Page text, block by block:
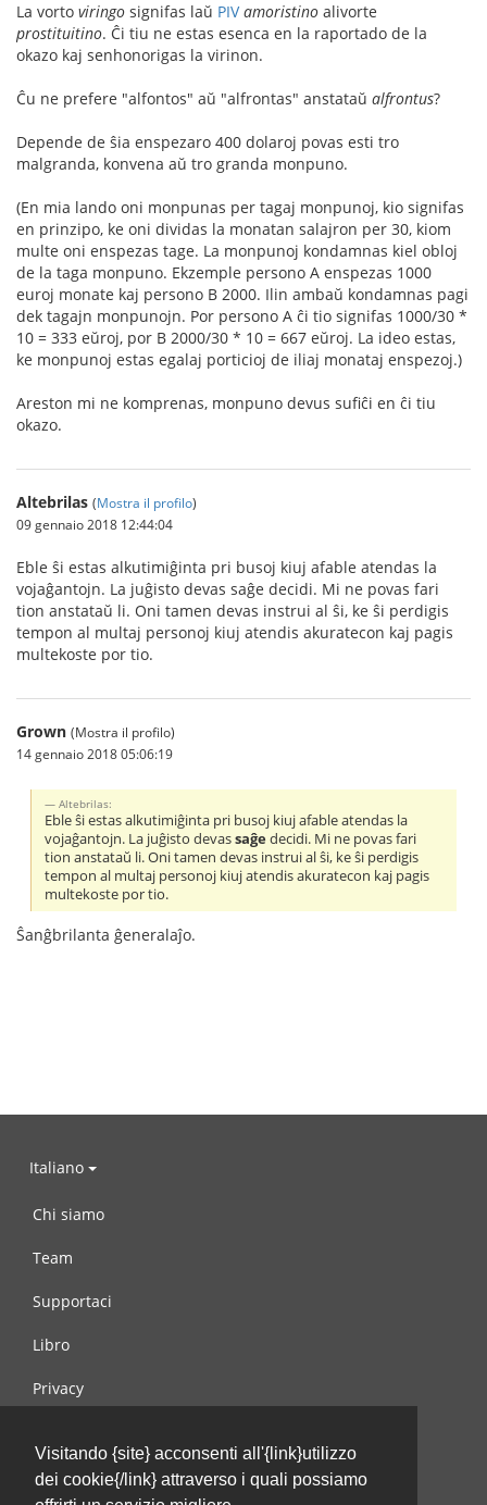
Visitando {site} acconsenti all'{link}utilizzo
dei cookie{/link} attraverso i quali possiamo
La vorto viringo signifas laŭ PIV amoristino alivorte
prostituitino. Ĉi tiu ne estas esenca en la raportado de la
okazo kaj senhonorigas la virinon.
Ĉu ne prefere "alfontos" aŭ "alfrontas" anstataŭ alfrontus?
Depende de ŝia enspezaro 400 dolaroj povas esti tro
malgranda, konvena aŭ tro granda monpuno.
(En mia lando oni monpunas per tagaj monpunoj, kio signifas
en prinzipo, ke oni dividas la monatan salajron per 30, kiom
multe oni enspezas tage. La monpunoj kondamnas kiel obloj
de la taga monpuno. Ekzemple persono A enspezas 1000
euroj monate kaj persono B 2000. Ilin ambaŭ kondamnas pagi
dek tagajn monpunojn. Por persono A ĉi tio signifas 1000/30 *
10 = 333 eŭroj, por B 2000/30 * 10 = 667 eŭroj. La ideo estas,
ke monpunoj estas egalaj porticioj de iliaj monataj enspezoj.)
Areston mi ne komprenas, monpuno devus sufiĉi en ĉi tiu
okazo.
Altebrilas (Mostra il profilo)
09 gennaio 2018 12:44:04
Eble ŝi estas alkutimiĝinta pri busoj kiuj afable atendas la
vojaĝantojn. La juĝisto devas saĝe decidi. Mi ne povas fari
tion anstataŭ li. Oni tamen devas instrui al ŝi, ke ŝi perdigis
tempon al multaj personoj kiuj atendis akuratecon kaj pagis
multekoste por tio.
Grown (Mostra il profilo)
14 gennaio 2018 05:06:19
Altebrilas:
Eble ŝi estas alkutimiĝinta pri busoj kiuj afable atendas la
vojaĝantojn. La juĝisto devassaĝedecidi. Mi ne povas fari
tion anstataŭ li. Oni tamen devas instrui al ŝi, ke ŝi perdigis
tempon al multaj personoj kiuj atendis akuratecon kaj pagis
multekoste por tio.
Ŝanĝbrilanta ĝeneralaĵo.
Italiano
Chi siamo
Team
Supportaci
Libro
Privacy
Contattaci